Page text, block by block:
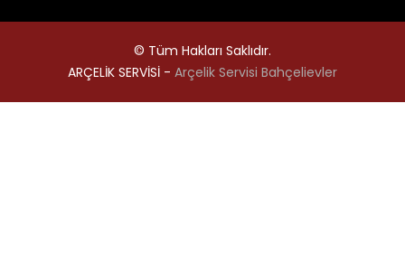
© Tüm Hakları Saklıdır.
ARÇELİK SERVİSİ - Arçelik Servisi Bahçelievler